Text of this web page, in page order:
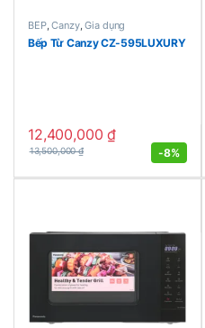
BẾP,Canzy,Gia dụng
Bếp Từ Canzy CZ-595LUXURY
12,400,000₫
13,500,000₫ -8%